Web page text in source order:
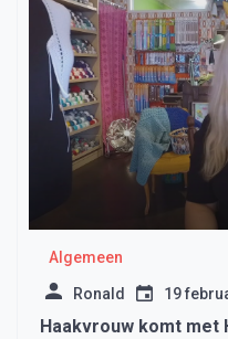
Algemeen
Ronald 19
Haakvrouw komt met